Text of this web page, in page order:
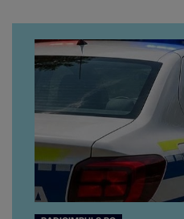
obrazul.”